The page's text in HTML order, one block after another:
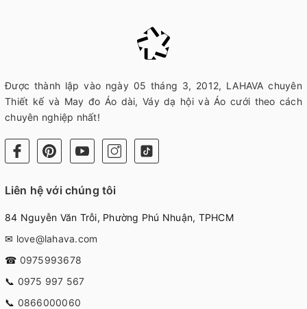
Được thành lập vào ngày 05 tháng 3, 2012, LAHAVA chuyên
Thiết kế và May đo Áo dài, Váy dạ hội và Áo cưới theo cách
chuyên nghiệp nhất!
Liên hệ với chúng tôi
84 Nguyễn Văn Trỗi, Phường Phú Nhuận, TPHCM
✉ love@lahava.com
☎ 0975993678
📞 0975 997 567
📞 0866000060